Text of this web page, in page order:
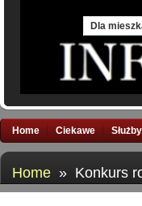
Dla
Home Ciekawe Służby
Home » Konkurs